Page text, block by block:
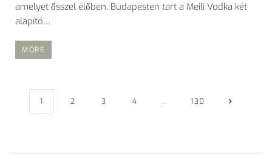
amelyet ősszel élőben, Budapesten tart a Meili Vodka két
alapító…
MORE
1 2 3 4 … 130